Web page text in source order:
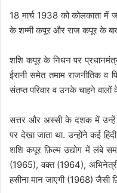
18 मार्च 1938 को कोलकाता में
के शम्मी कपूर और राज कपूर के
शशि कपूर के निधन पर
ईरानी समेत तमाम राजनीतिक व
संतप्त परिवार व उनके चाहने
सत्तर और अस्सी के दशक में उन्हें
पर देखा जाता था. उन्होंने कई
शशि कपूर फ़िल्म उद्योग में लंबे
(1965), वक्त (1964),
हसीना मान जाएगी (1968)